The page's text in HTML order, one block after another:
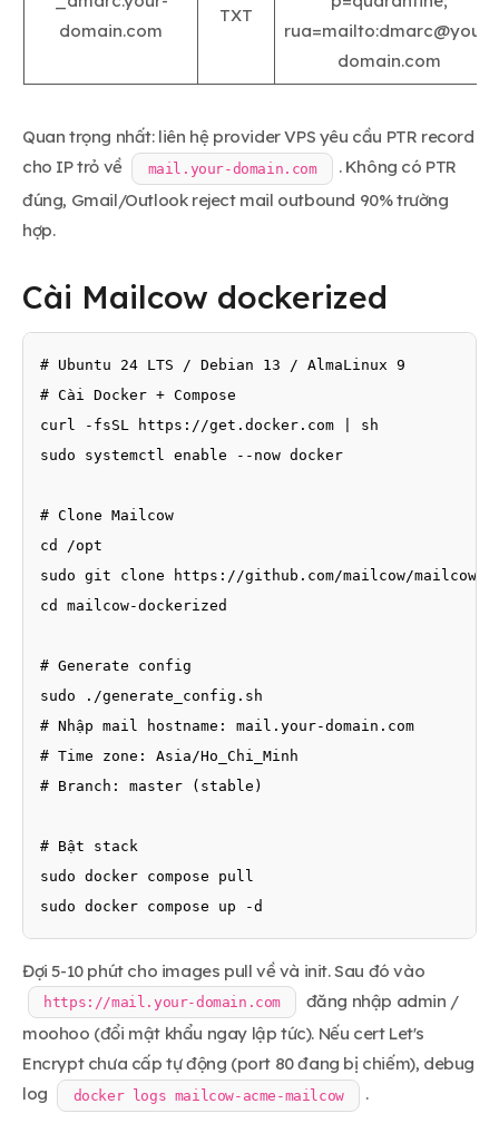
domain.com
TXT
rua=mailto:dmarc@your-
domain.com
Quan trọng nhất: liên hệ provider VPS yêu cầu PTR record
cho IP trỏ về
mail.your-domain.com
. Không có PTR
đúng, Gmail/Outlook reject mail outbound 90% trường
hợp.
Cài Mailcow dockerized
# Ubuntu 24 LTS / Debian 13 / AlmaLinux 9
# Cài Docker + Compose
curl -fsSL https://get.docker.com | sh
sudo systemctl enable --now docker
# Clone Mailcow
cd /opt
sudo git clone https://github.com/mailcow/mailcow-
cd mailcow-dockerized
# Generate config
sudo ./generate_config.sh
# Nhập mail hostname: mail.your-domain.com
# Time zone: Asia/Ho_Chi_Minh
# Branch: master (stable)
# Bật stack
sudo docker compose pull
Đợi 5-10 phút cho images pull về và init. Sau đó vào
https://mail.your-domain.com
đăng nhập admin /
moohoo (đổi mật khẩu ngay lập tức). Nếu cert Let's
Encrypt chưa cấp tự động (port 80 đang bị chiếm), debug
log
docker logs mailcow-acme-mailcow .